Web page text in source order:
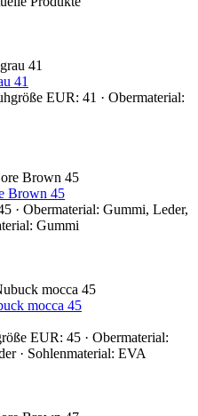
41
EUR: 41 · Obermaterial:
Brown 45
· Obermaterial: Gummi, Leder,
Gummi
mocca 45
EUR: 45 · Obermaterial:
· Sohlenmaterial: EVA